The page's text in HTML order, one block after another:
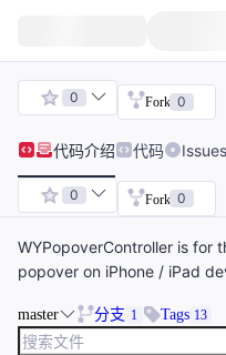
0 Fork 0
代码介绍 代码 Issues
0 Fork 0
WYPopoverController is for
popover on iPhone / iPad
master 分支 1 Tags 13